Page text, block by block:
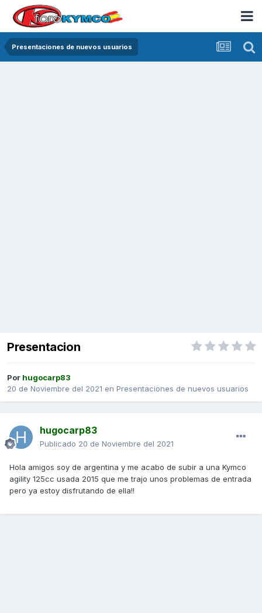
Presentaciones de nuevos usuarios
Presentacion
Por hugocarp83
20 de Noviembre del 2021 en Presentaciones de nuevos usuarios
hugocarp83
Publicado 20 de Noviembre del 2021
Hola amigos soy de argentina y me acabo de subir a una Kymco
agility 125cc usada 2015 que me trajo unos problemas de entrada
pero ya estoy disfrutando de ella!!